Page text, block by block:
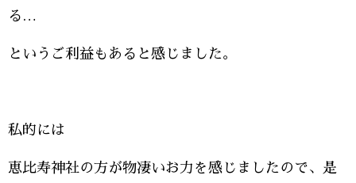
る…
というご利益もあると感じました。
私的には
恵比寿神社の方が物凄いお力を感じましたので、是